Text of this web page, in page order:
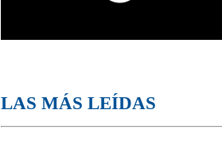
LAS MÁS LEÍDAS